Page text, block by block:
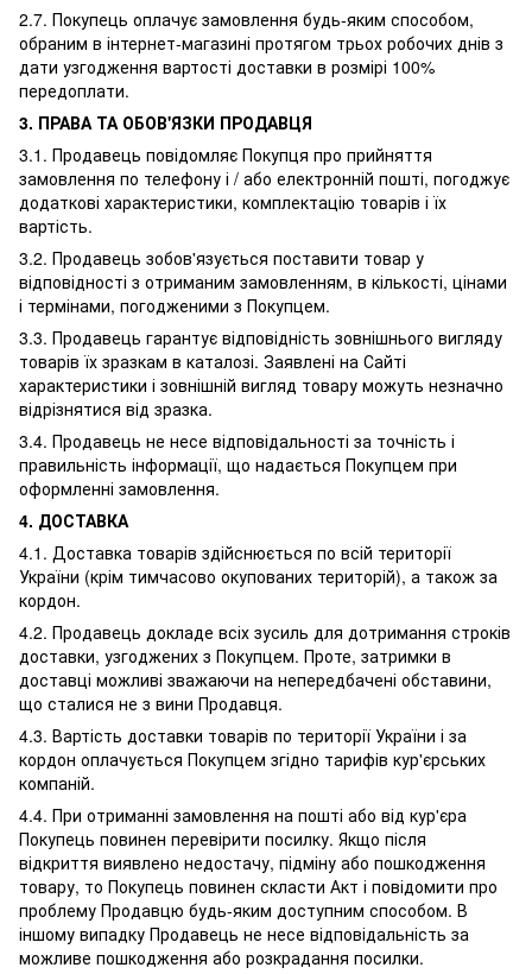
2.7. Покупець оплачує замовлення будь-яким способом,
обраним в інтернет-магазині протягом трьох робочих днів з
дати узгодження вартості доставки в розмірі 100%
передоплати.
3. ПРАВА ТА ОБОВ'ЯЗКИ ПРОДАВЦЯ
3.1. Продавець повідомляє Покупця про прийняття
замовлення по телефону і / або електронній пошті, погоджує
додаткові характеристики, комплектацію товарів і їх
вартість.
3.2. Продавець зобов'язується поставити товар у
відповідності з отриманим замовленням, в кількості, цінами
і термінами, погодженими з Покупцем.
3.3. Продавець гарантує відповідність зовнішнього вигляду
товарів їх зразкам в каталозі. Заявлені на Сайті
характеристики і зовнішній вигляд товару можуть незначно
відрізнятися від зразка.
3.4. Продавець не несе відповідальності за точність і
правильність інформації, що надається Покупцем при
оформленні замовлення.
4. ДОСТАВКА
4.1. Доставка товарів здійснюється по всій території
України (крім тимчасово окупованих територій), а також за
кордон.
4.2. Продавець докладе всіх зусиль для дотримання строків
доставки, узгоджених з Покупцем. Проте, затримки в
доставці можливі зважаючи на непередбачені обставини,
що сталися не з вини Продавця.
4.3. Вартість доставки товарів по території України і за
кордон оплачується Покупцем згідно тарифів кур'єрських
компаній.
4.4. При отриманні замовлення на пошті або від кур'єра
Покупець повинен перевірити посилку. Якщо після
відкриття виявлено недостачу, підміну або пошкодження
товару, то Покупець повинен скласти Акт і повідомити про
проблему Продавцю будь-яким доступним способом. В
іншому випадку Продавець не несе відповідальність за
можливе пошкодження або розкрадання посилки.